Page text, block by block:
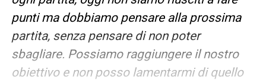
punti ma dobbiamo pensare alla prossima
partita, senza pensare di non poter
sbagliare. Possiamo raggiungere il nostro
obiettivo e non posso lamentarmi di quello